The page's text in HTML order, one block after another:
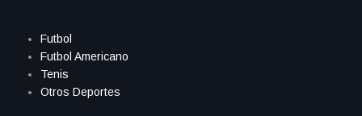
Futbol
Futbol Americano
Tenis
Otros Deportes